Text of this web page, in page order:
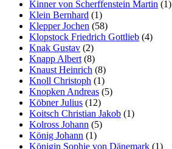
Kinner von Scherffenstein Martin (1)
Klein Bernhard (1)
Klepper Jochen (58)
Klopstock Friedrich Gottlieb (4)
Knak Gustav (2)
Knapp Albert (8)
Knaust Heinrich (8)
Knoll Christoph (1)
Knopken Andreas (5)
Köbner Julius (12)
Koitsch Christian Jakob (1)
Kolross Johann (5)
König Johann (1)
Königin Sophie von Dänemark (1)